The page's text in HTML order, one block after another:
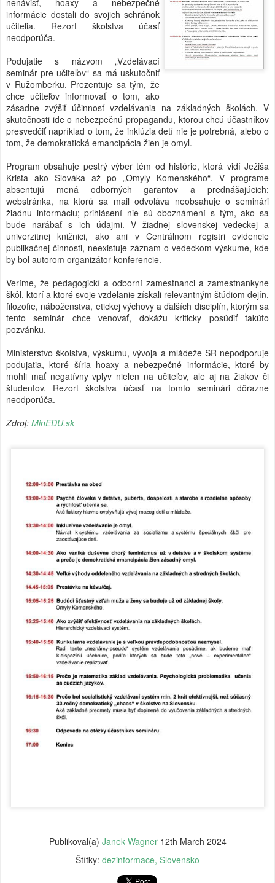
nenávisť, hoaxy a nebezpečné
informácie dostali do svojich schránok
učitelia. Rezort školstva účasť
neodporúča.
Podujatie s názvom „Vzdelávací
seminár pre učiteľov“ sa má uskutočniť
v Ružomberku. Prezentuje sa tým, že
chce učiteľov informovať o tom, ako
zásadne zvýšiť účinnosť vzdelávania na základných školách. V
skutočnosti ide o nebezpečnú propagandu, ktorou chcú účastníkov
presvedčiť napríklad o tom, že inklúzia detí nie je potrebná, alebo o
tom, že demokratická emancipácia žien je omyl.
Program obsahuje pestrý výber tém od histórie, ktorá vidí Ježiša
Krista ako Slováka až po „Omyly Komenského“. V programe
absentujú mená odborných garantov a prednášajúcich;
webstránka, na ktorú sa mail odvoláva neobsahuje o seminári
žiadnu informáciu; prihlásení nie sú oboznámení s tým, ako sa
bude narábať s ich údajmi. V žiadnej slovenskej vedeckej a
univerzitnej knižnici, ako ani v Centrálnom registri evidencie
publikačnej činnosti, neexistuje záznam o vedeckom výskume, kde
by bol autorom organizátor konferencie.
Veríme, že pedagogickí a odborní zamestnanci a zamestnankyne
škôl, ktorí a ktoré svoje vzdelanie získali relevantným štúdiom dejín,
filozofie, náboženstva, etickej výchovy a ďalších disciplín, ktorým sa
tento seminár chce venovať, dokážu kriticky posúdiť takúto
pozvánku.
Ministerstvo školstva, výskumu, vývoja a mládeže SR nepodporuje
podujatia, ktoré šíria hoaxy a nebezpečné informácie, ktoré by
mohli mať negatívny vplyv nielen na učiteľov, ale aj na žiakov či
študentov. Rezort školstva účasť na tomto seminári dôrazne
neodporúča.
Zdroj: MinEDU.sk
Publikoval(a) Janek Wagner 12th March 2024
Štítky: dezinformace Slovensko